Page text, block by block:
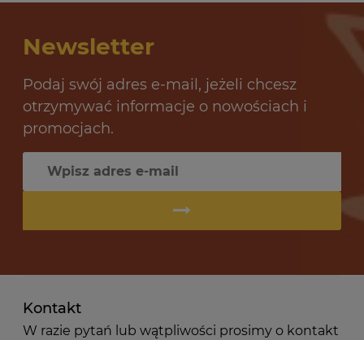
Newsletter
Podaj swój adres e-mail, jeżeli chcesz
otrzymywać informacje o nowościach i
promocjach.
Kontakt
W razie pytań lub wątpliwości prosimy o kontakt